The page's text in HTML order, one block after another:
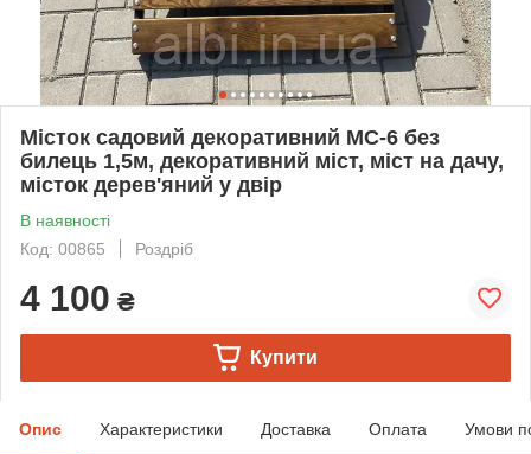
Місток садовий декоративний МС-6 без
билець 1,5м, декоративний міст, міст на дачу,
місток дерев'яний у двір
В наявності
Код: 00865
Роздріб
4 100 ₴
Купити
Опис Характеристики Доставка Оплата Умови